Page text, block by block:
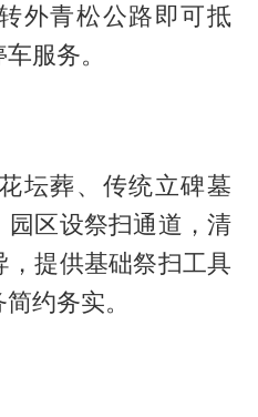
外青松公路即可抵
服务。
坛葬、传统立碑墓
区设祭扫通道，清
提供基础祭扫工具
约务实。